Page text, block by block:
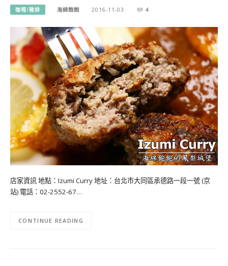
咖哩/豬排 海綿飽飽 2016-11-03 4
店家資訊 地點：Izumi Curry 地址：台北市大同區承德路一段一號 (京
站) 電話：02-2552-67…
CONTINUE READING